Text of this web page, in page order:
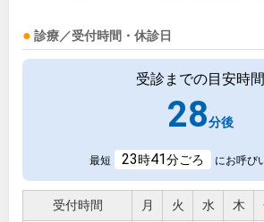
診療／受付時間・休診日
受診までの目安時間
28分後
最短 23時41分ごろ にお呼び
受付時間 月 火 水 木